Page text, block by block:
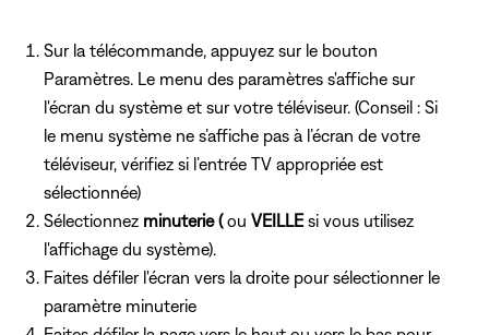
Sur la télécommande, appuyez sur le bouton
Paramètres. Le menu des paramètres s'affiche sur
l'écran du système et sur votre téléviseur. (Conseil : Si
le menu système ne s’affiche pas à l’écran de votre
téléviseur, vérifiez si l’entrée TV appropriée est
sélectionnée)
Sélectionnez minuterie (ou VEILLEsi vous utilisez
l'affichage du système).
Faites défiler l'écran vers la droite pour sélectionner le
paramètre minuterie